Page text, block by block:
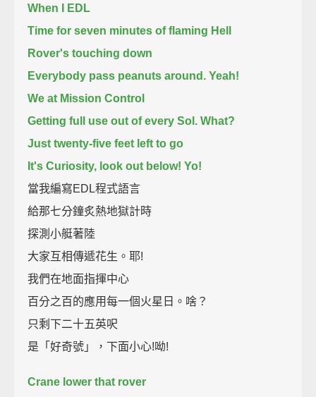
When I EDL
Time for seven minutes of flaming Hell
Rover's touching down
Everybody pass peanuts around. Yeah!
We at Mission Control
Getting full use out of every Sol. What?
Just twenty-five feet left to go
It's Curiosity, look out below! Yo!
當我編寫EDL程式語言
給那七分鐘炙熱地獄計時
探測小艇著陸
大家互相傳遞花生。耶!
我們在地面指揮中心
百分之百的應用每一個火星日。啥？
只剩下二十五英呎
是「好奇號」，下面小心!呦!
Crane lower that rover